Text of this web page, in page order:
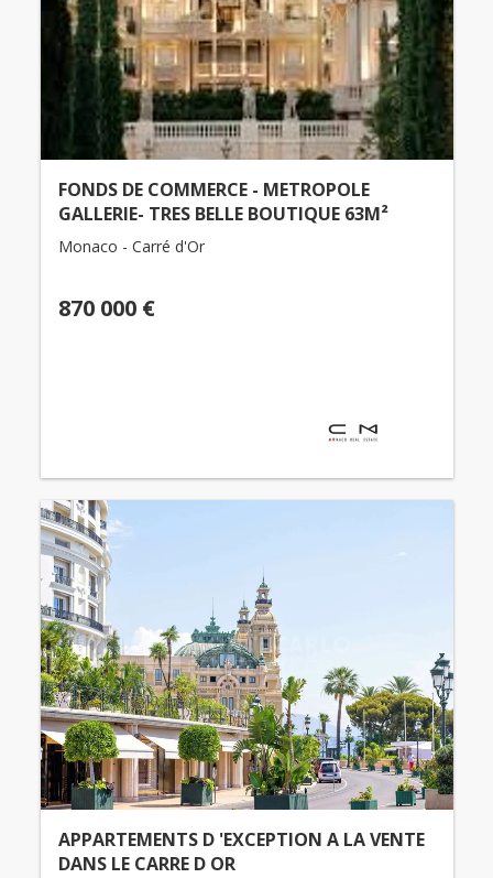
FONDS DE COMMERCE - METROPOLE
GALLERIE- TRES BELLE BOUTIQUE 63M²
Monaco - Carré d'Or
870 000 €
APPARTEMENTS D 'EXCEPTION A LA VENTE
DANS LE CARRE D OR